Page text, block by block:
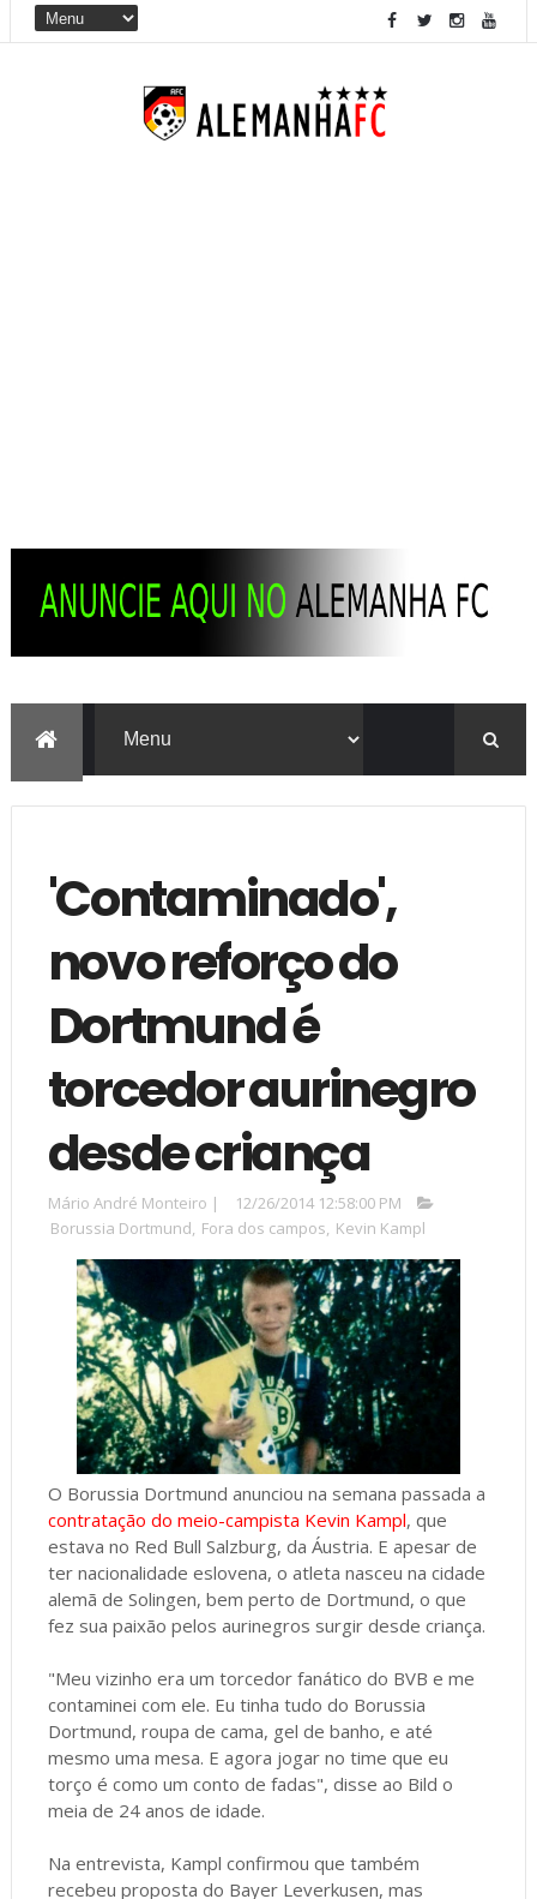
'Contaminado',
novo reforço do
Dortmund é
torcedor aurinegro
desde criança
Mário André Monteiro |
12/26/2014 12:58:00 PM
Borussia Dortmund, Fora dos campos, Kevin Kampl
O Borussia Dortmund anunciou na semana passada a
contratação do meio-campista Kevin Kampl, que
estava no Red Bull Salzburg, da Áustria. E apesar de
ter nacionalidade eslovena, o atleta nasceu na cidade
alemã de Solingen, bem perto de Dortmund, o que
fez sua paixão pelos aurinegros surgir desde criança.
"Meu vizinho era um torcedor fanático do BVB e me
contaminei com ele. Eu tinha tudo do Borussia
Dortmund, roupa de cama, gel de banho, e até
mesmo uma mesa. E agora jogar no time que eu
torço é como um conto de fadas", disse ao Bild o
meia de 24 anos de idade.
Na entrevista, Kampl confirmou que também
recebeu proposta do Bayer Leverkusen, mas